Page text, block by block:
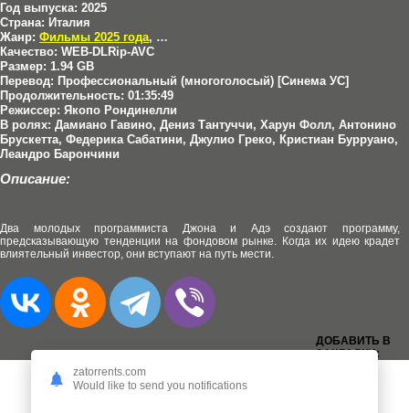
Год выпуска: 2025
Страна: Италия
Жанр: Фильмы 2025 года, Боевики
Качество: WEB-DLRip-AVC
Размер: 1.94 GB
Перевод: Профессиональный (многоголосый) [Синема УС]
Продолжительность: 01:35:49
Режиссер: Якопо Рондинелли
В ролях: Дамиано Гавино, Дениз Тантуччи, Харун Фолл, Антонино
Брускетта, Федерика Сабатини, Джулио Греко, Кристиан Бурруано,
Леандро Барончини
Описание:
Два молодых программиста Джона и Адэ создают программу,
предсказывающую тенденции на фондовом рынке. Когда их идею крадет
влиятельный инвестор, они вступают на путь мести.
ДОБАВИТЬ В
ЗАКЛАДКИ:
zatorrents.com
Would like to send you notifications